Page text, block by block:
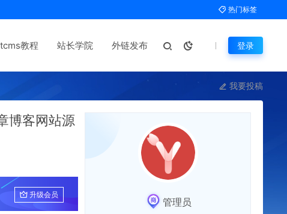
热门标签
教程 站长学院 外链发布 登录
我要投稿
博客网站源
升级会员
管理员